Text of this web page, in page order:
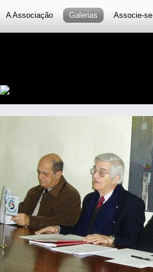
A Associação Galerias Associe-se